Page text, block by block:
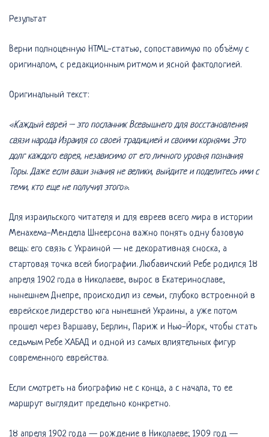
Результат
Верни полноценную HTML-статью, сопоставимую по объёму с
оригиналом, с редакционным ритмом и ясной фактологией.
Оригинальный текст:
«Каждый еврей – это посланник Всевышнего для восстановления
связи народа Израиля со своей традицией и своими корнями. Это
долг каждого еврея, независимо от его личного уровня познания
Торы. Даже если ваши знания не велики, выйдите и поделитесь ими с
теми, кто еще не получил этого».
Для израильского читателя и для евреев всего мира в истории
Менахема-Мендела Шнеерсона важно понять одну базовую
вещь: его связь с Украиной — не декоративная сноска, а
стартовая точка всей биографии. Любавичский Ребе родился 18
апреля 1902 года в Николаеве, вырос в Екатеринославе,
нынешнем Днепре, происходил из семьи, глубоко встроенной в
еврейское лидерство юга нынешней Украины, а уже потом
прошел через Варшаву, Берлин, Париж и Нью-Йорк, чтобы стать
седьмым Ребе ХАБАД и одной из самых влиятельных фигур
современного еврейства.
Если смотреть на биографию не с конца, а с начала, то ее
маршрут выглядит предельно конкретно.
18 апреля 1902 года — рождение в Николаеве; 1909 год —